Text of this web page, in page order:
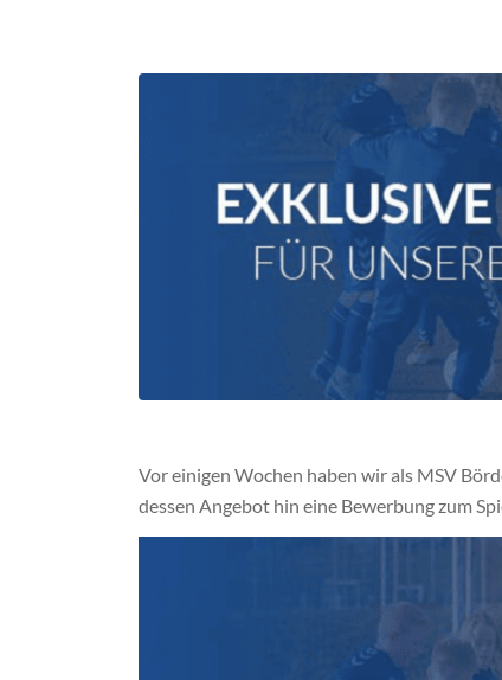
Vor einigen Wochen haben wir als MSV
dessen Angebot hin eine Bewerbung zum